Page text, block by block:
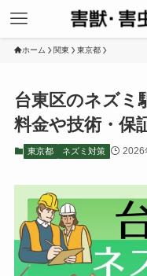
ホーム 関東 東京都
台東区のネズミ
料金や技術・保
東京都 ネズミ対策 2026